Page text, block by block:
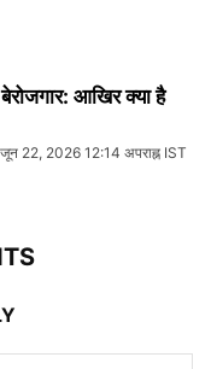
आखिर क्या है
जून 22, 2026 12:14 अपराह्न IST